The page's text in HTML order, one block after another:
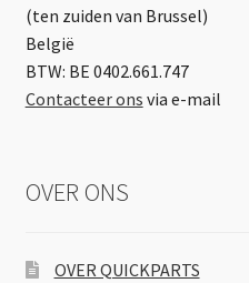
(ten zuiden van Brussel)
België
BTW: BE 0402.661.747
Contacteer ons via e-mail
OVER ONS
OVER QUICKPARTS